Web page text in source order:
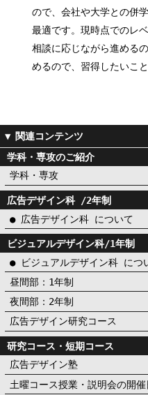
ので、会社や大学との併
最適です。現時点でのレ
相談に応じながら進める
めるので、習得したいこ
学科・専攻のご紹介
学科・専攻
広告デザイン科 /2年制
● 広告デザイン科 について
ビジュアルデザイン科/1年制
● ビジュアルデザイン科 につ
昼間部：1年制
夜間部：2年制
広告デザイン研究コース
研究コース・短期コース
広告デザイン塾
土曜コース授業・説明会の開催